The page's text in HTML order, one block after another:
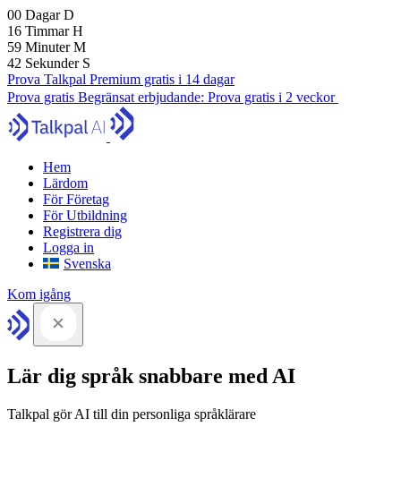
00 DagarD
16 TimmarH
59 MinuterM
41 Sekunder S
Prova Talkpal Premium gratis i 14 dagar
Prova gratis Begränsat erbjudande: Prova gratis i 2 veckor
Hem
Lärdom
För Företag
För Utbildning
Registrera dig
Logga in
Svenska
Kom igång
Lär dig språk snabbare med AI
Talkpal gör AI till din personliga språklärare